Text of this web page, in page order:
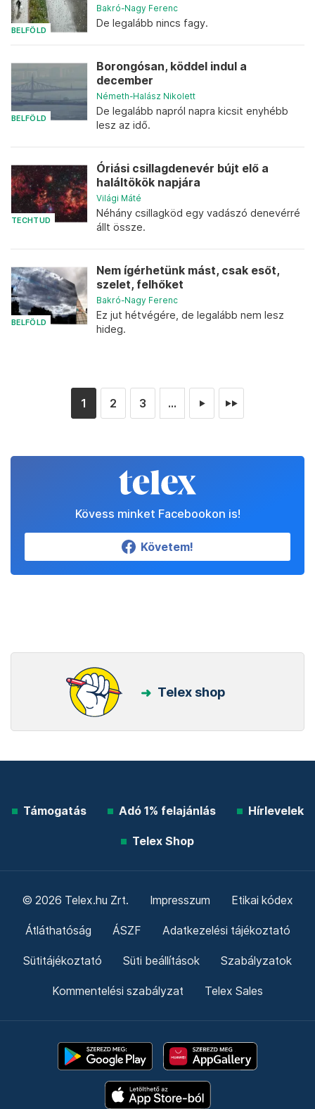
BELFÖLD
Bakró-Nagy Ferenc
De legalább nincs fagy.
BELFÖLD
Borongósan, köddel indul a
december
Németh-Halász Nikolett
De legalább napról napra kicsit enyhébb
lesz az idő.
TECHTUD
Óriási csillagdenevér bújt elő a
haláltökök napjára
Világi Máté
Néhány csillagköd egy vadászó denevérré
állt össze.
BELFÖLD
Nem ígérhetünk mást, csak esőt,
szelet, felhőket
Bakró-Nagy Ferenc
Ez jut hétvégére, de legalább nem lesz
hideg.
1 2 3 ... ► ►►
Kövess minket Facebookon is!
Követem!
Telex shop
Támogatás Adó 1% felajánlás Hírlevelek
Telex Shop
© 2026 Telex.hu Zrt. Impresszum Etikai kódex
Átláthatóság ÁSZF Adatkezelési tájékoztató
Sütitájékoztató Süti beállítások Szabályzatok
Kommentelési szabályzat Telex Sales